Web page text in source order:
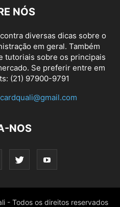
NÓS
diversas dicas sobre o
em geral. Também
tutoriais sobre os principais
Se preferir entre em
(21) 97900-9791
cardquali@gmail.com
NOS
- Todos os direitos reservados